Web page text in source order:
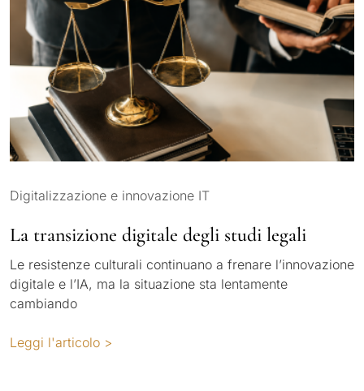
Digitalizzazione e innovazione IT
La transizione digitale degli studi legali
Le resistenze culturali continuano a frenare l’innovazione
digitale e l’IA, ma la situazione sta lentamente
cambiando
Leggi l'articolo >